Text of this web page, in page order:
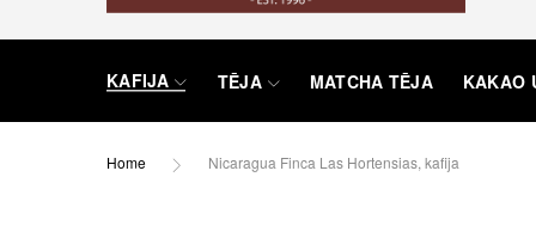
KAFIJA TĒJA MATCHA TĒJA KAKAO
Home Nicaragua Finca Las Hortensias, kafija